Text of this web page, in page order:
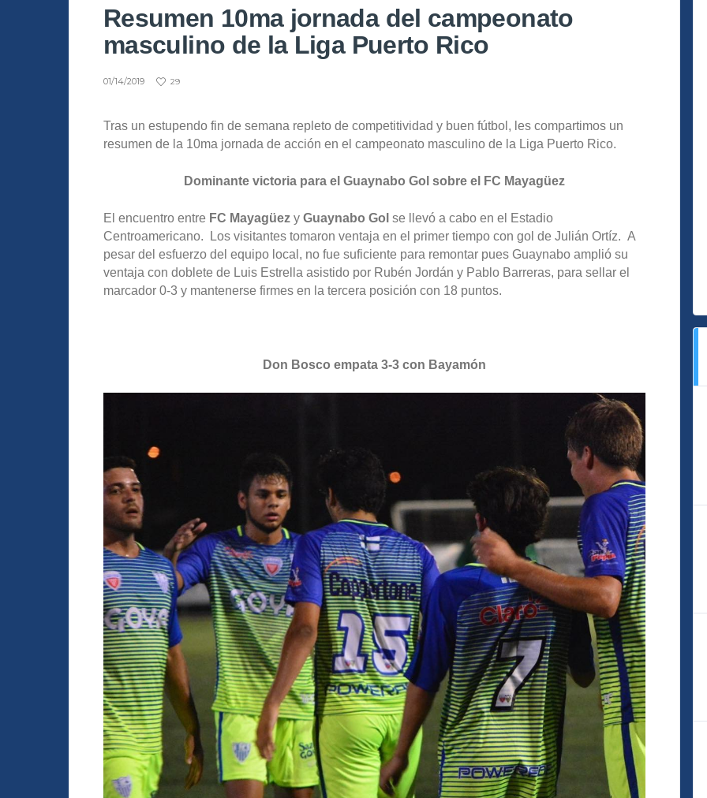
Resumen 10ma jornada del campeonato
masculino de la Liga Puerto Rico
01/14/2019 29
Tras un estupendo fin de semana repleto de competitividad y buen fútbol, les compartimos un
resumen de la 10ma jornada de acción en el campeonato masculino de la Liga Puerto Rico.
Dominante victoria para el Guaynabo Gol sobre el FC Mayagüez
El encuentro entre FC Mayagüez y Guaynabo Gol se llevó a cabo en el Estadio
Centroamericano. Los visitantes tomaron ventaja en el primer tiempo con gol de Julián Ortíz. A
pesar del esfuerzo del equipo local, no fue suficiente para remontar pues Guaynabo amplió su
ventaja con doblete de Luis Estrella asistido por Rubén Jordán y Pablo Barreras, para sellar el
marcador 0-3 y mantenerse firmes en la tercera posición con 18 puntos.
Don Bosco empata 3-3 con Bayamón